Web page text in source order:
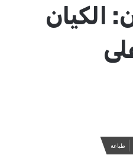
الكيان
طباعة